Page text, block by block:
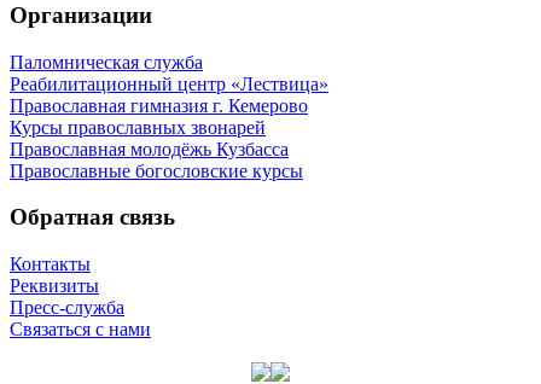
Организации
Паломническая служба
Реабилитационный центр «Лествица»
Православная гимназия г. Кемерово
Курсы православных звонарей
Православная молодёжь Кузбасса
Православные богословские курсы
Обратная связь
Контакты
Реквизиты
Пресс-служба
Связаться с нами